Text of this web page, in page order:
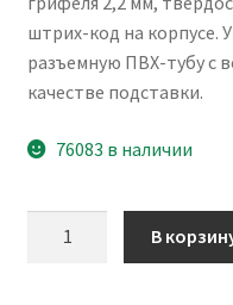
штрих-код на корпусе.
разъемную ПВХ-тубу с
качестве подставки.
76083 в наличии
В